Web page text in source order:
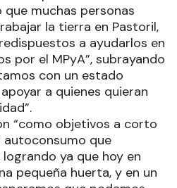
que muchas personas
la tierra en Pastoril,
a ayudarlos en
por el MPyA”, subrayando
con un estado
a quienes quieran
“como objetivos a corto
autoconsumo que
ya que hoy en
pequeña huerta, y en un